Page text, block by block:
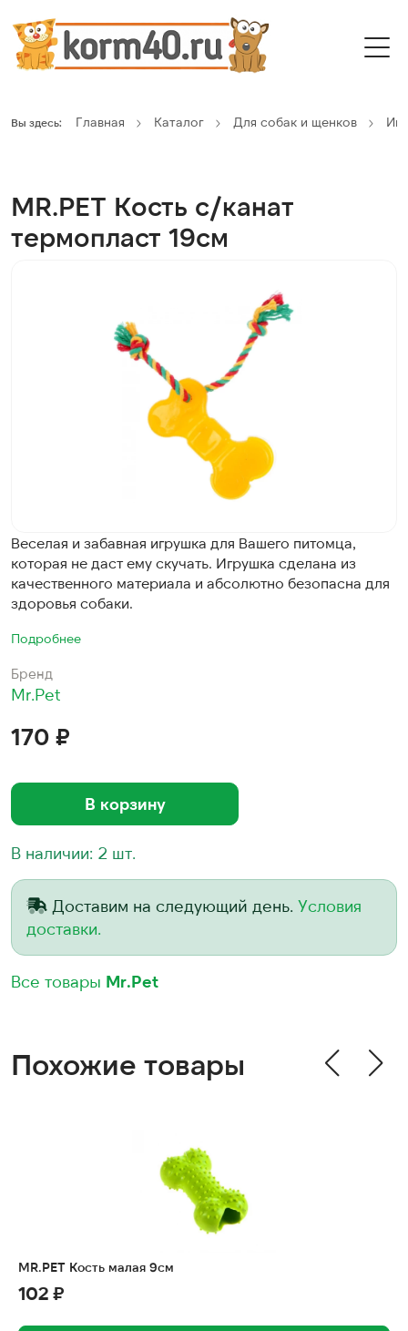
Вы здесь: Главная Каталог Для собак и щенков
MR.PET Кость с/канат
термопласт 19см
Веселая и забавная игрушка для Вашего питомца,
которая не даст ему скучать. Игрушка сделана из
качественного материала и абсолютно безопасна для
здоровья собаки.
Подробнее
Бренд
Mr.Pet
170 ₽
В корзину
В наличии: 2 шт.
Доставим на следующий день. Условия
доставки.
Все товары Mr.Pet
Похожие товары
MR.PET Кость малая 9см
102 ₽